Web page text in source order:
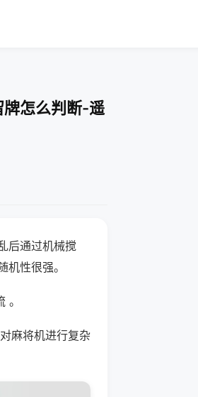
牌怎么判断-遥
后通过机械搅
性很强。
麻将机进行复杂